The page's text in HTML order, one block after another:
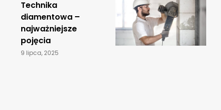
​Technika
diamentowa –
najważniejsze
pojęcia
9 lipca, 2025